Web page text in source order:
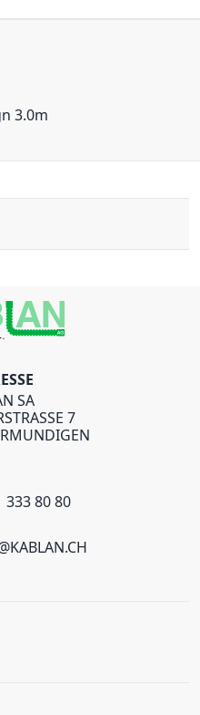
3.0m
SA
7
333 80 80